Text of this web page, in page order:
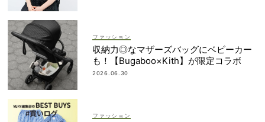
ファッション
収納力◎なマザーズバッグにベビーカー
も！【Bugaboo×Kith】が限定コラボ
2026.06.30
ファッション